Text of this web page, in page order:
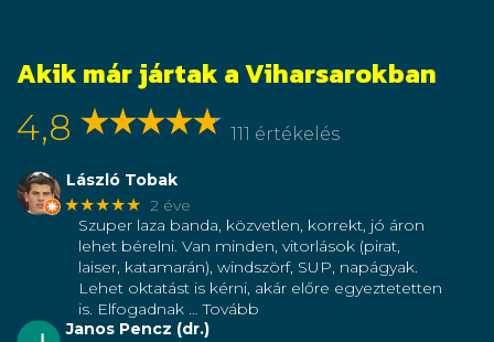
Akik már jártak a Viharsarokban
4,8 111 értékelés
László Tobak
★★★★★ 2 éve
Szuper laza banda, közvetlen, korrekt, jó áron
lehet bérelni. Van minden, vitorlások (pirat,
laiser, katamarán), windszörf, SUP, napágyak.
Lehet oktatást is kérni, akár előre egyeztetetten
is. Elfogadnak … Tovább
Janos Pencz (dr.)